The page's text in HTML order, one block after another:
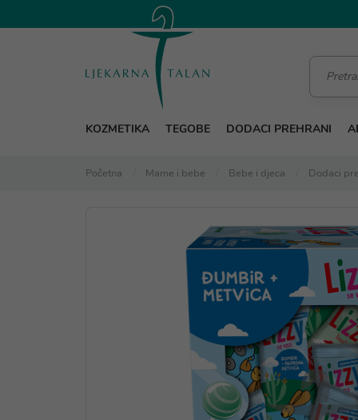
KOZMETIKA TEGOBE DODACI PREHRANI
Početna Mame i bebe Bebe i djeca Dodaci